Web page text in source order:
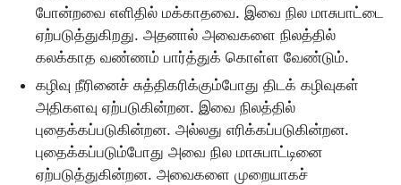
போன்றவை எளிதில் மக்காதவை. இவை நில மாசுபாட்டை
ஏற்படுத்துகிறது. அதனால் அவைகளை நிலத்தில்
கலக்காத வண்ணம் பார்த்துக் கொள்ள வேண்டும்.
கழிவு நீரினைச் சுத்திகரிக்கும்போது திடக் கழிவுகள்
அதிகளவு ஏற்படுகின்றன. இவை நிலத்தில்
புதைக்கப்படுகின்றன. அல்லது எரிக்கப்படுகின்றன.
புதைக்கப்படும்போது அவை நில மாசுபாட்டினை
ஏற்படுத்துகின்றன. அவைகளை முறையாகச்